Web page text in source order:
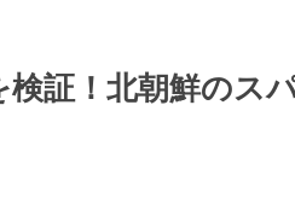
証！北朝鮮のス